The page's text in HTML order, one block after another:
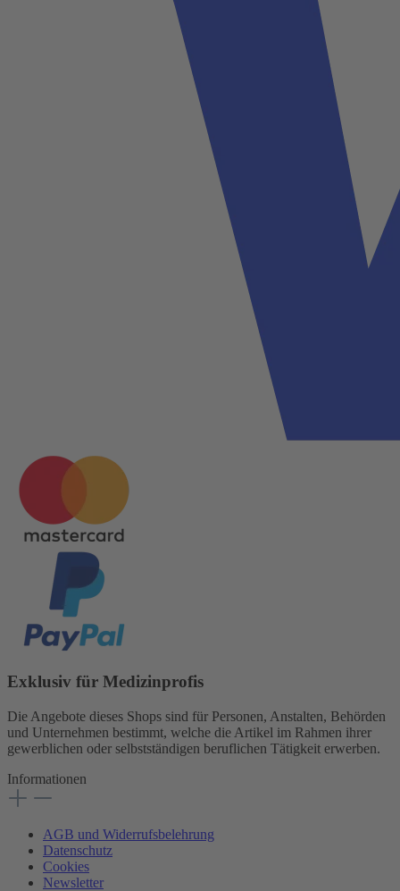
Exklusiv für Medizinprofis
Die Angebote dieses Shops sind für Personen, Anstalten, Behörden
und Unternehmen bestimmt, welche die Artikel im Rahmen ihrer
gewerblichen oder selbstständigen beruflichen Tätigkeit erwerben.
Informationen
AGB und Widerrufsbelehrung
Datenschutz
Cookies
Newsletter